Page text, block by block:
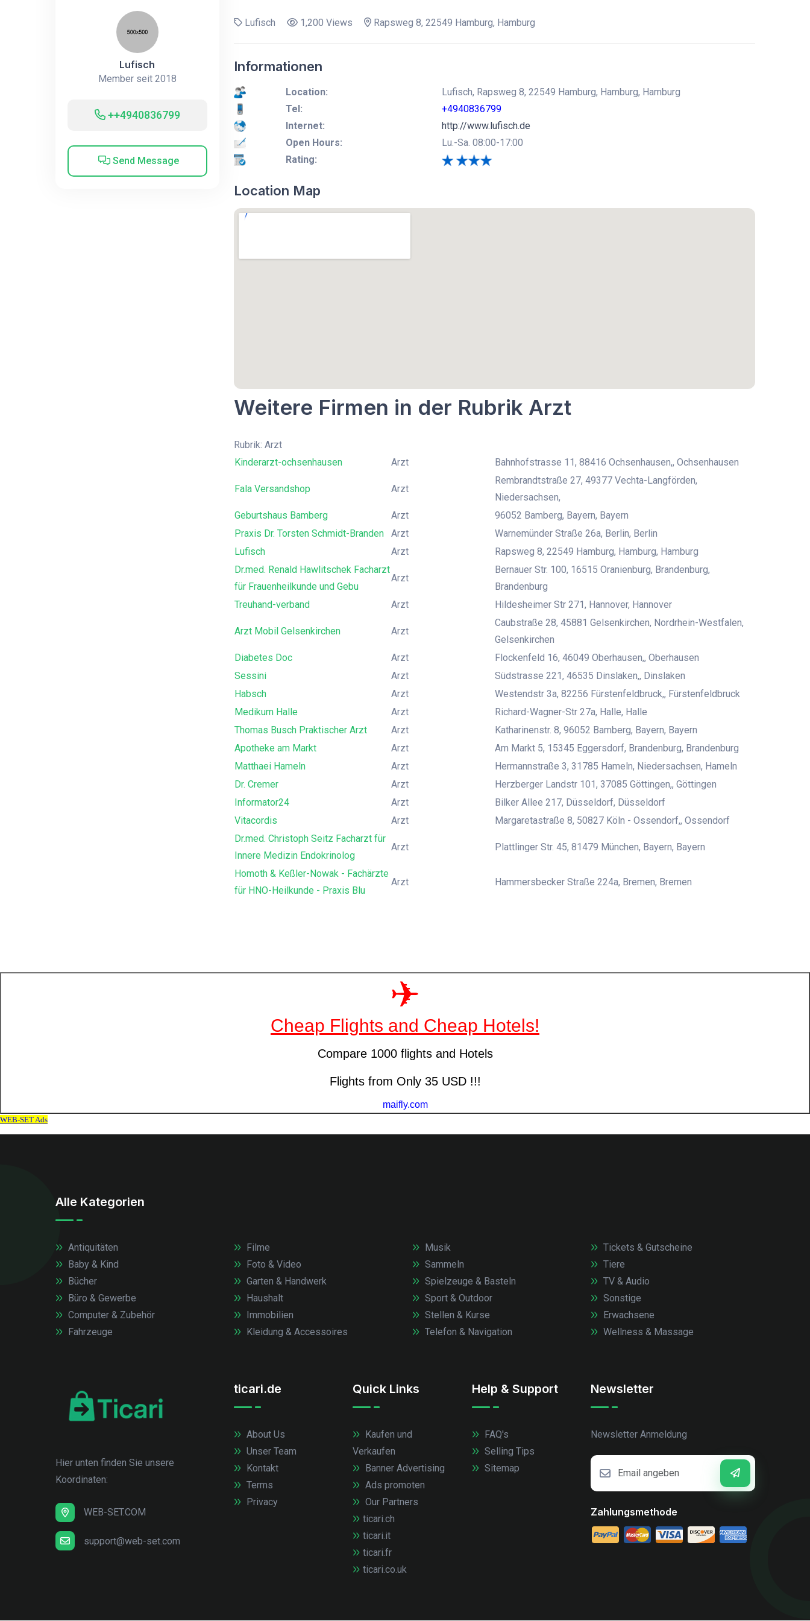
Lufisch
Member seit 2018
++4940836799
Send Message
Lufisch 1,200 Views Rapsweg 8, 22549 Hamburg, Hamburg
Informationen
Location:
Lufisch, Rapsweg 8, 22549 Hamburg, Hamburg, Hamburg
Tel:
+4940836799
Internet:
http://www.lufisch.de
Open Hours:
Lu.-Sa. 08:00-17:00
Rating:
Location Map
Weitere Firmen in der Rubrik Arzt
Rubrik: Arzt
Kinderarzt-ochsenhausen
Arzt Bahnhofstrasse 11, 88416 Ochsenhausen,, Ochsenhausen
Fala Versandshop Arzt
Rembrandtstraße 27, 49377 Vechta-Langförden,
Niedersachsen,
Geburtshaus Bamberg
Arzt
96052 Bamberg, Bayern, Bayern
Praxis Dr. Torsten Schmidt-Branden
Arzt
Warnemünder Straße 26a, Berlin, Berlin
Lufisch
Arzt
Rapsweg 8, 22549 Hamburg, Hamburg, Hamburg
Dr.med. Renald Hawlitschek Facharzt
für Frauenheilkunde und Gebu
Arzt
Bernauer Str. 100, 16515 Oranienburg, Brandenburg,
Brandenburg
Treuhand-verband
Arzt Hildesheimer Str 271, Hannover, Hannover
Arzt Mobil Gelsenkirchen Arzt
Caubstraße 28, 45881 Gelsenkirchen, Nordrhein-Westfalen,
Gelsenkirchen
Diabetes Doc
Arzt
Flockenfeld 16, 46049 Oberhausen,, Oberhausen
Sessini
Arzt
Südstrasse 221, 46535 Dinslaken,, Dinslaken
Habsch
Arzt
Westendstr 3a, 82256 Fürstenfeldbruck,, Fürstenfeldbruck
Medikum Halle
Arzt
Richard-Wagner-Str 27a, Halle, Halle
Thomas Busch Praktischer Arzt
Arzt
Katharinenstr. 8, 96052 Bamberg, Bayern, Bayern
Apotheke am Markt
Arzt
Am Markt 5, 15345 Eggersdorf, Brandenburg, Brandenburg
Matthaei Hameln
Arzt
Hermannstraße 3, 31785 Hameln, Niedersachsen, Hameln
Dr. Cremer
Arzt
Herzberger Landstr 101, 37085 Göttingen,, Göttingen
Informator24
Arzt
Bilker Allee 217, Düsseldorf, Düsseldorf
Vitacordis
Arzt
Margaretastraße 8, 50827 Köln - Ossendorf,, Ossendorf
Dr.med. Christoph Seitz Facharzt für
Innere Medizin Endokrinolog
Arzt Plattlinger Str. 45, 81479 München, Bayern, Bayern
Homoth & Keßler-Nowak - Fachärzte
für HNO-Heilkunde - Praxis Blu
Arzt Hammersbecker Straße 224a, Bremen, Bremen
Alle Kategorien
Antiquitäten
Baby & Kind
Bücher
Büro & Gewerbe
Computer & Zubehör
Fahrzeuge
Filme
Foto & Video
Garten & Handwerk
Haushalt
Immobilien
Kleidung & Accessoires
Musik
Sammeln
Spielzeuge & Basteln
Sport & Outdoor
Stellen & Kurse
Telefon & Navigation
Tickets & Gutscheine
Tiere
TV & Audio
Sonstige
Erwachsene
Wellness & Massage
Hier unten finden Sie unsere
Koordinaten:
WEB-SET.COM
support@web-set.com
ticari.de
About Us
Unser Team
Kontakt
Terms
Privacy
Quick Links
Kaufen und
Verkaufen
Banner Advertising
Ads promoten
Our Partners
ticari.ch
ticari.it
ticari.fr
ticari.co.uk
Help & Support
FAQ's
Selling Tips
Sitemap
Newsletter
Newsletter Anmeldung
Zahlungsmethode